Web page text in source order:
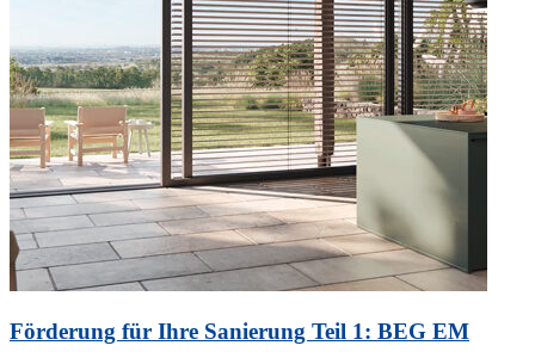
Förderung für Ihre Sanierung Teil 1: BEG EM